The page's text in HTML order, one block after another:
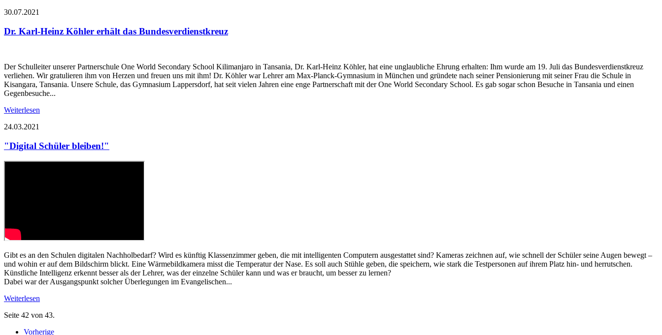
30.07.2021
Dr. Karl-Heinz Köhler erhält das Bundesverdienstkreuz
Der Schulleiter unserer Partnerschule One World Secondary School Kilimanjaro in Tansania, Dr. Karl-Heinz Köhler, hat eine unglaubliche Ehrung erhalten: Ihm wurde am 19. Juli das Bundesverdienstkreuz
verliehen. Wir gratulieren ihm von Herzen und freuen uns mit ihm! Dr. Köhler war Lehrer am Max-Planck-Gymnasium in München und gründete nach seiner Pensionierung mit seiner Frau die Schule in
Kisangara, Tansania. Unsere Schule, das Gymnasium Lappersdorf, hat seit vielen Jahren eine enge Partnerschaft mit der One World Secondary School. Es gab sogar schon Besuche in Tansania und einen
Gegenbesuche...
Weiterlesen
24.03.2021
"Digital Schüler bleiben!"
Gibt es an den Schulen digitalen Nachholbedarf? Wird es künftig Klassenzimmer geben, die mit intelligenten Computern ausgestattet sind? Kameras zeichnen auf, wie schnell der Schüler seine Augen bewegt –
und wohin er auf dem Bildschirm blickt. Eine Wärmebildkamera misst die Temperatur der Nase. Es soll auch Stühle geben, die speichern, wie stark die Testpersonen auf ihrem Platz hin- und herrutschen.
Künstliche Intelligenz erkennt besser als der Lehrer, was der einzelne Schüler kann und was er braucht, um besser zu lernen?
Dabei war der Ausgangspunkt solcher Überlegungen im Evangelischen...
Weiterlesen
Seite 42 von 43.
Vorherige